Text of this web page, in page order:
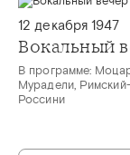
12 декабря 1947
Вокальный
В программе:
Мурадели,
Россини